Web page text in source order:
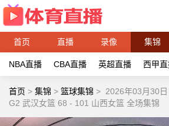
首页 直播 录像 集锦
NBA直播 CBA直播 英超直播 西甲
首页 > 集锦 > 篮球集锦 > 2026年03月30
G2 武汉女篮 68 - 101 山西女篮 全场集锦